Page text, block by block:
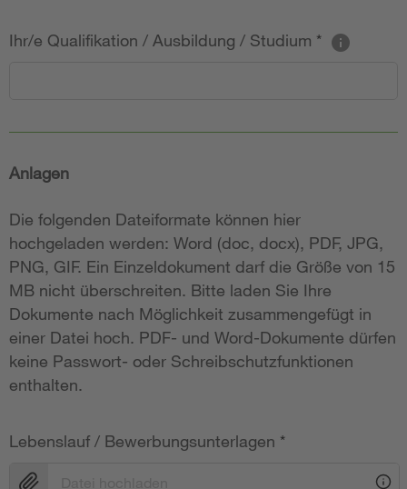
Ihr/e Qualifikation / Ausbildung / Studium *
Anlagen
Die folgenden Dateiformate können hier
hochgeladen werden: Word (doc, docx), PDF, JPG,
PNG, GIF. Ein Einzeldokument darf die Größe von 15
MB nicht überschreiten. Bitte laden Sie Ihre
Dokumente nach Möglichkeit zusammengefügt in
einer Datei hoch. PDF- und Word-Dokumente dürfen
keine Passwort- oder Schreibschutzfunktionen
enthalten.
Lebenslauf / Bewerbungsunterlagen *